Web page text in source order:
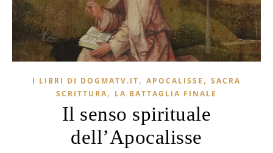
I LIBRI DI DOGMATV.IT, APOCALISSE , SACRA
SCRITTURA, LA BATTAGLIA FINALE
Il senso spirituale
dell’Apocalisse